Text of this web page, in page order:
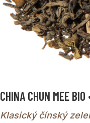
CHINA CHUN MEE
Klasický čínský